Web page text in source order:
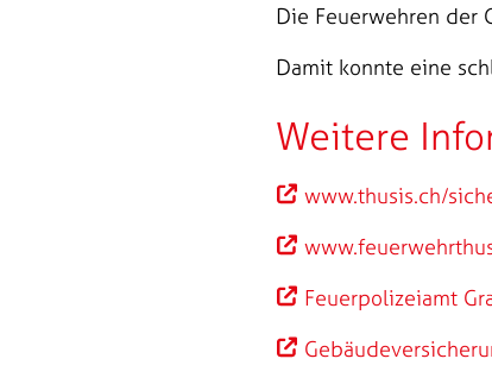
Die Feuerwehren der
Damit konnte eine
Weitere
www.thusis.ch/
Feuerpolizeiamt